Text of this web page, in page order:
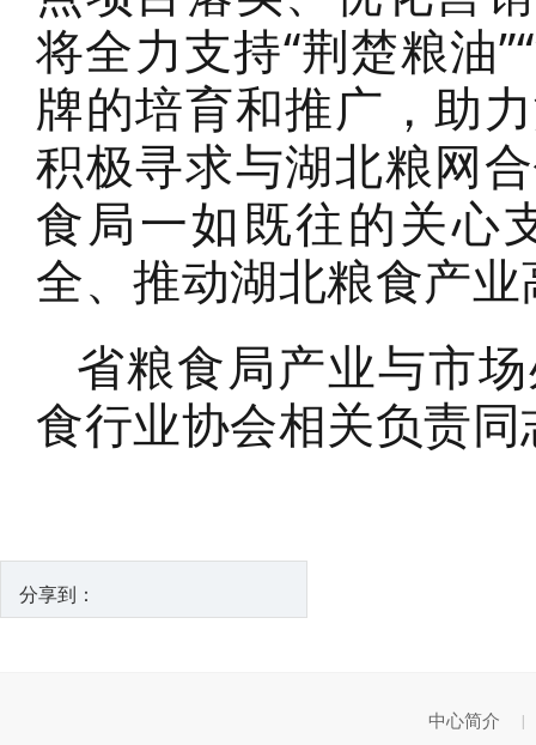
将全力支持“荆楚粮油
牌的培育和推广，助
积极寻求与湖北粮网
食局一如既往的关心
全、推动湖北粮食产
省粮食局产业与市
食行业协会相关负责
分享到：
中心简介